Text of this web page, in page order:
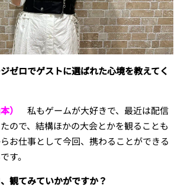
ロでゲストに選ばれた心境を教えてく
）
私もゲームが大好きで、最近は配信
ので、結構ほかの大会とかを観ることも
お仕事として今回、携わることができる
す。
観てみていかがですか？